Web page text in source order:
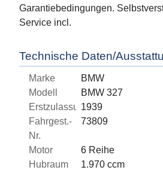
Garantiebedingungen.
Service incl.
Technische Daten/
Marke
BMW
Modell
BMW 327
Erstzulassung1939
Fahrgest.-
Nr.
73809
Motor
6 Reihe
Hubraum
1.970 ccm